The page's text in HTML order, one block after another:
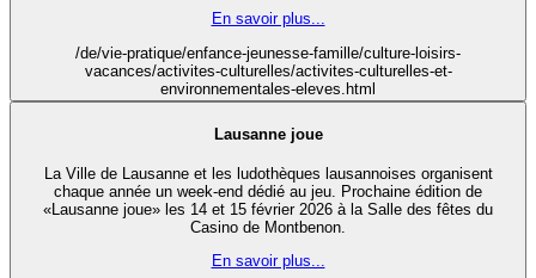
En savoir plus...
/de/vie-pratique/enfance-jeunesse-famille/culture-loisirs-
vacances/activites-culturelles/activites-culturelles-et-
environnementales-eleves.html
Lausanne joue
La Ville de Lausanne et les ludothèques lausannoises organisent
chaque année un week-end dédié au jeu. Prochaine édition de
«Lausanne joue» les 14 et 15 février 2026 à la Salle des fêtes du
Casino de Montbenon.
En savoir plus...